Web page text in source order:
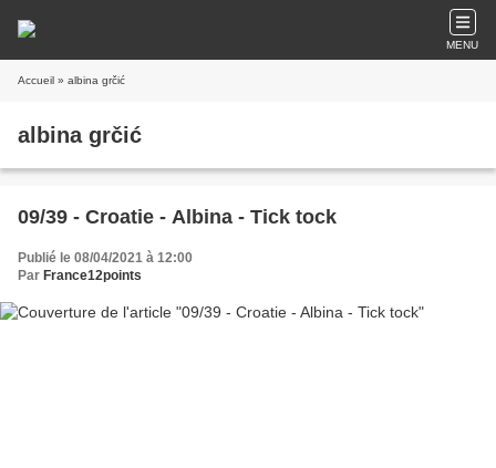
MENU
Accueil » albina grčić
albina grčić
09/39 - Croatie - Albina - Tick tock
Publié le 08/04/2021 à 12:00
Par France12points